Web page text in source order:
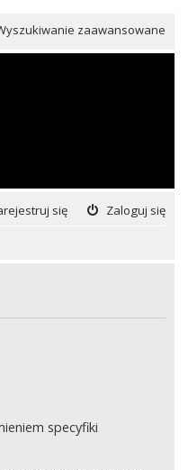
zaawansowane
Zaloguj się
się
specyfiki